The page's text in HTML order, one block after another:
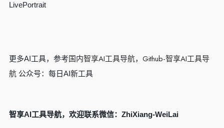
LivePortrait
更多AI工具，参考国内智享AI工具导航， Github-智享AI工具导
航公众号：每日AI新工具
智享AI工具导航，欢迎联系微信：ZhiXiang-WeiLai